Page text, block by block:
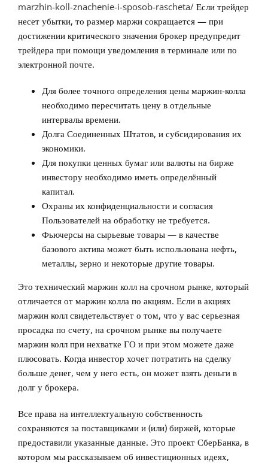
marzhin-koll-znachenie-i-sposob-rascheta/ Если трейдер
несет убытки, то размер маржи сокращается — при
достижении критического значения брокер предупредит
трейдера при помощи уведомления в терминале или по
электронной почте.
Для более точного определения цены маржин-колла
необходимо пересчитать цену в отдельные
интервалы времени.
Долга Соединенных Штатов, и субсидирования их
экономики.
Для покупки ценных бумаг или валюты на бирже
инвестору необходимо иметь определённый
капитал.
Охраны их конфиденциальности и согласия
Пользователей на обработку не требуется.
Фьючерсы на сырьевые товары — в качестве
базового актива может быть использована нефть,
металлы, зерно и некоторые другие товары.
Это технический маржин колл на срочном рынке, который
отличается от маржин колла по акциям. Если в акциях
маржин колл свидетельствует о том, что у вас серьезная
просадка по счету, на срочном рынке вы получаете
маржин колл при нехватке ГО и при этом можете даже
плюсовать. Когда инвестор хочет потратить на сделку
больше денег, чем у него есть, он может взять деньги в
долг у брокера.
Все права на интеллектуальную собственность
сохраняются за поставщиками и (или) биржей, которые
предоставили указанные данные. Это проект СберБанка, в
котором мы рассказываем об инвестиционных идеях,